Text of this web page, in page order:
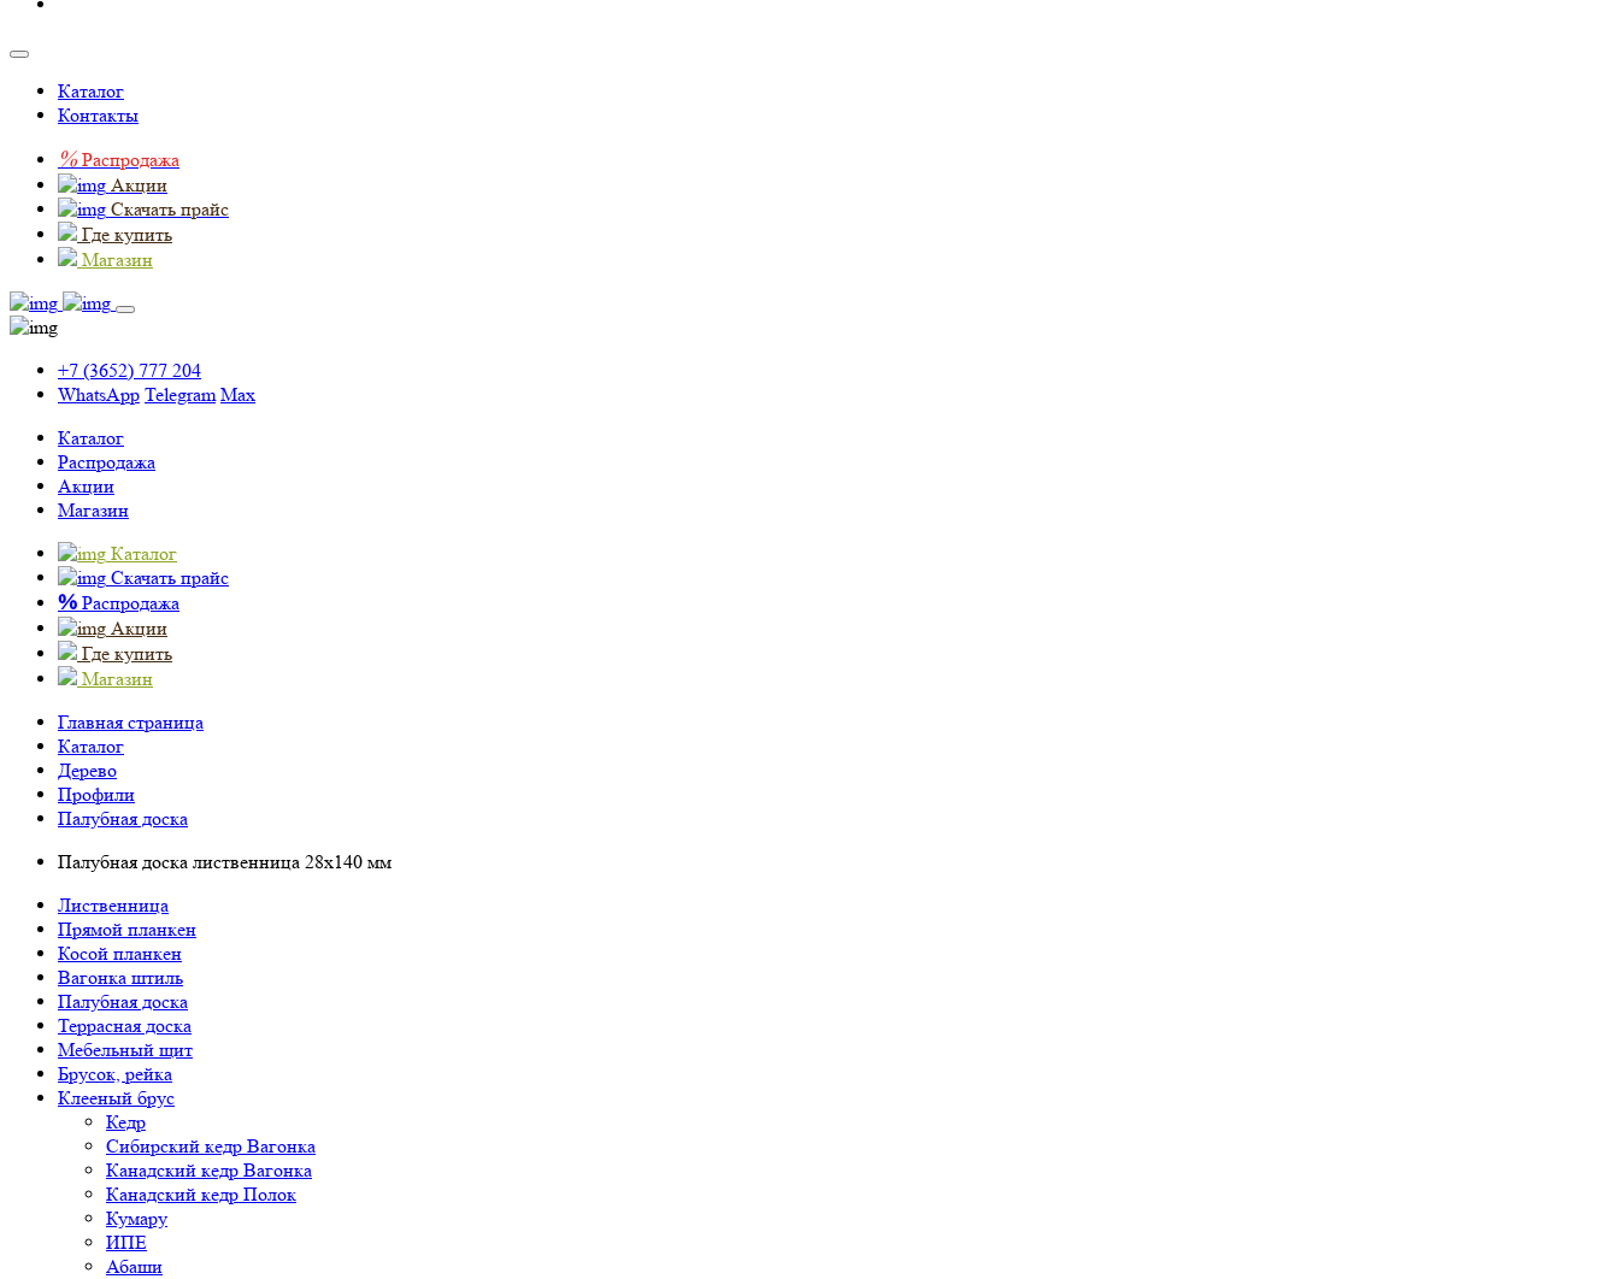
Каталог
Контакты
% Распродажа
Акции
Скачать прайс
Где купить
Магазин
+7 (3652) 777 204
WhatsApp Telegram Max
Каталог
Распродажа
Акции
Магазин
Каталог
Скачать прайс
% Распродажа
Акции
Где купить
Магазин
Главная страница
Каталог
Дерево
Профили
Палубная доска
Палубная доска лиственница 28х140 мм
Лиственница
Прямой планкен
Косой планкен
Вагонка штиль
Палубная доска
Террасная доска
Мебельный щит
Брусок, рейка
Клееный брус
Кедр
Сибирский кедр Вагонка
Канадский кедр Вагонка
Канадский кедр Полок
Кумару
ИПЕ
Абаши